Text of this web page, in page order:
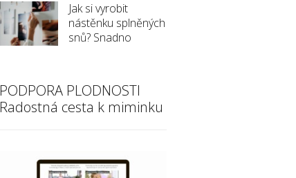
Jak si vyrobit
nástěnku splněných
snů? Snadno
PODPORA PLODNOSTI
Radostná cesta k miminku